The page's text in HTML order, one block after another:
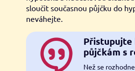
sloučit současnou půjčku do
neváhejte.
Přistupujte
půjčkám s
Než se